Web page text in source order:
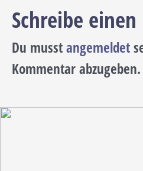
Schreibe
Du musstangemeldet
Kommentar abzugeben.